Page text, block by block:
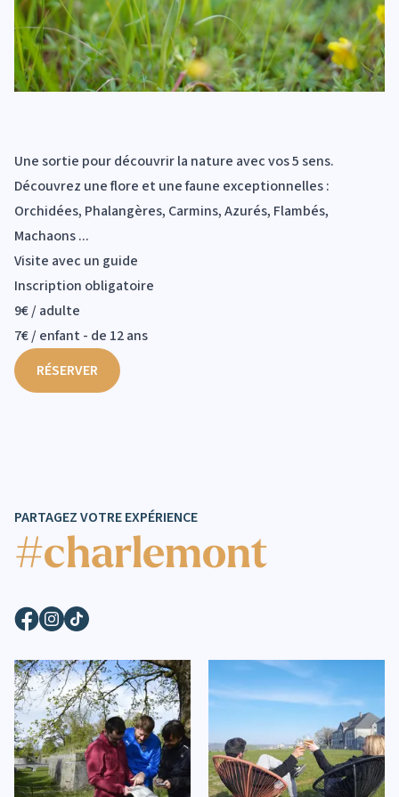
Une sortie pour découvrir la nature avec vos 5 sens.
Découvrez une flore et une faune exceptionnelles :
Orchidées, Phalangères, Carmins, Azurés, Flambés,
Machaons ...
Visite avec un guide
Inscription obligatoire
9€ / adulte
7€ / enfant - de 12 ans
RÉSERVER
PARTAGEZ VOTRE EXPÉRIENCE
#charlemont